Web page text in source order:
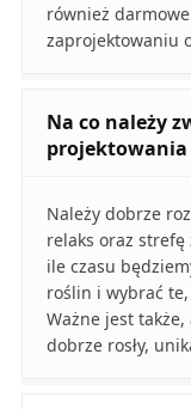
również
zaprojektowaniu
Na co należy
projektowania
Należy dobrze
relaks oraz strefę
ile czasu
roślin i wybrać
Ważne jest
dobrze rosły,